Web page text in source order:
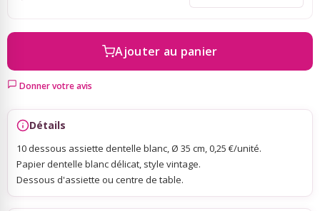
Scrapbooking, Loisirs Créatifs
Ajouter au panier
Donner votre avis
Détails
10 dessous assiette dentelle blanc, Ø 35 cm, 0,25 €/unité.
Papier dentelle blanc délicat, style vintage.
Dessous d'assiette ou centre de table.